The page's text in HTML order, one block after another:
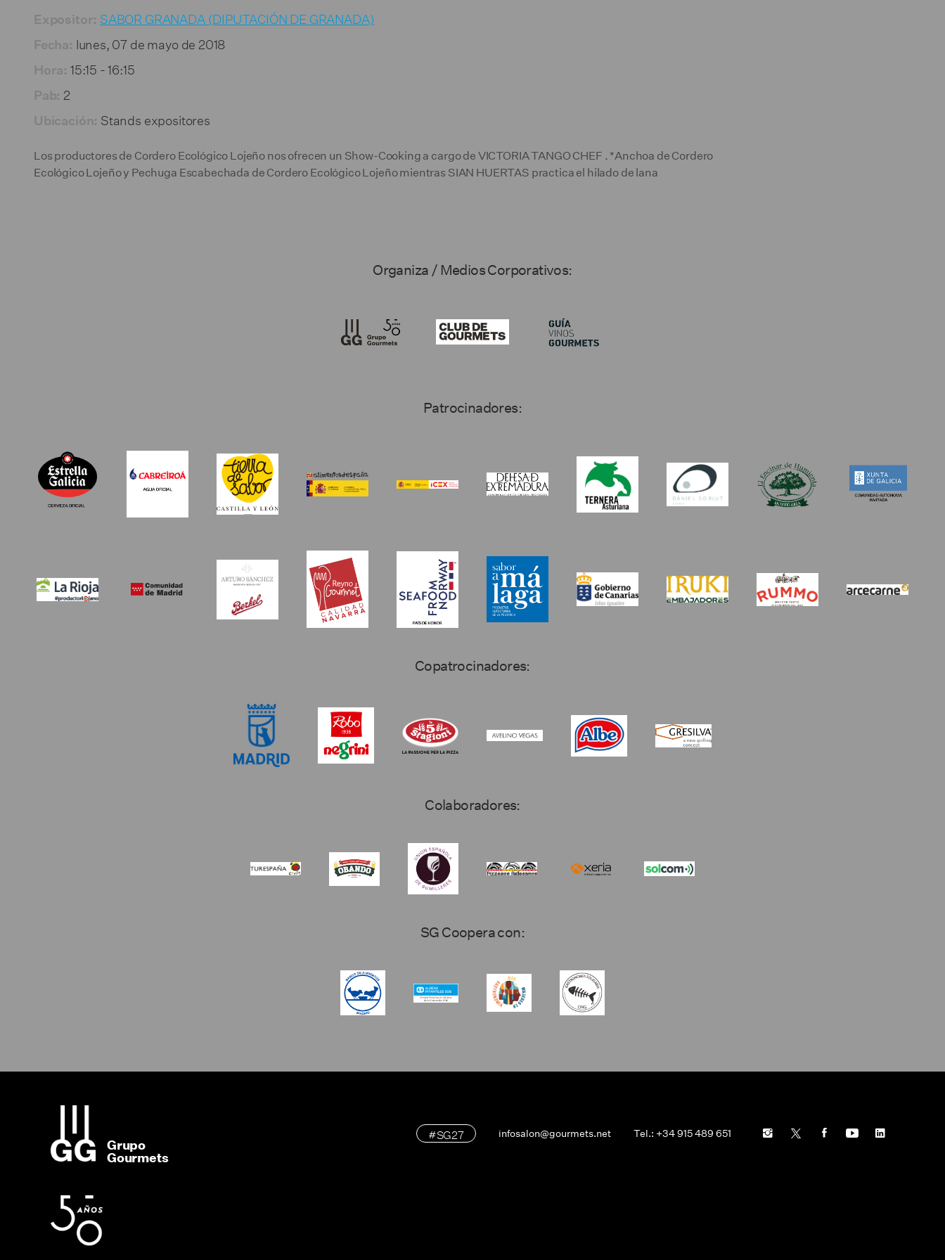
Sala de prensa
Contactar
Expositor: SABOR GRANADA (DIPUTACIÓN DE GRANADA)
Fecha: lunes, 07 de mayo de 2018
Hora: 15:15 - 16:15
Pab: 2
Ubicación: Stands expositores
Los productores de Cordero Ecológico Lojeño nos ofrecen un Show-Cooking a cargo de VICTORIA TANGO CHEF . *Anchoa de Cordero
Ecológico Lojeño y Pechuga Escabechada de Cordero Ecológico Lojeño mientras SIAN HUERTAS practica el hilado de lana
Organiza / Medios Corporativos:
Patrocinadores:
Copatrocinadores:
Colaboradores:
SG Coopera con:
Grupo
Gourmets
#SG27 infosalon@gourmets.net Tel.: +34 915 489 651